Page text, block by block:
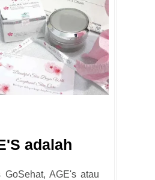
adalah
GoSehat, AGE's atau